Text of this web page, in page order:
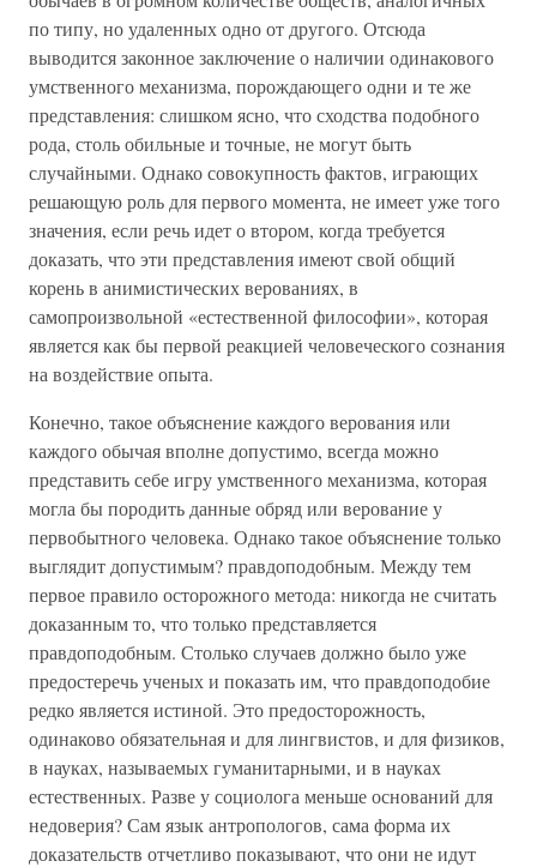
по типу, но удаленных одно от другого. Отсюда
выводится законное заключение о наличии одинакового
умственного механизма, порождающего одни и те же
представления: слишком ясно, что сходства подобного
рода, столь обильные и точные, не могут быть
случайными. Однако совокупность фактов, играющих
решающую роль для первого момента, не имеет уже того
значения, если речь идет о втором, когда требуется
доказать, что эти представления имеют свой общий
корень в анимистических верованиях, в
самопроизвольной «естественной философии», которая
является как бы первой реакцией человеческого сознания
на воздействие опыта.
Конечно, такое объяснение каждого верования или
каждого обычая вполне допустимо, всегда можно
представить себе игру умственного механизма, которая
могла бы породить данные обряд или верование у
первобытного человека. Однако такое объяснение только
выглядит допустимым? правдоподобным. Между тем
первое правило осторожного метода: никогда не считать
доказанным то, что только представляется
правдоподобным. Столько случаев должно было уже
предостеречь ученых и показать им, что правдоподобие
редко является истиной. Это предосторожность,
одинаково обязательная и для лингвистов, и для физиков,
в науках, называемых гуманитарными, и в науках
естественных. Разве у социолога меньше оснований для
недоверия? Сам язык антропологов, сама форма их
доказательств отчетливо показывают, что они не идут